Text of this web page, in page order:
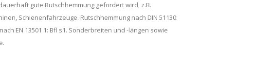
gute Rutschhemmung gefordert wird, z.B.
Schienenfahrzeuge. Rutschhemmung nach DIN 51130:
EN 13501 1: Bfl s1. Sonderbreiten und -längen sowie